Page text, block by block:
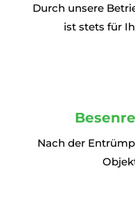
Durch unsere
ist stets für
Nach der